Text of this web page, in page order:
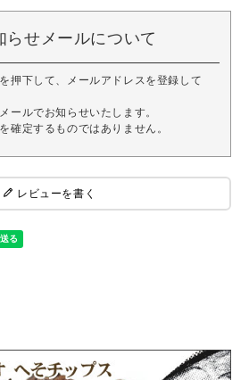
らせメールについて
押下して、メールアドレスを登録して
ールでお知らせいたします。
確定するものではありません。
レビューを書く